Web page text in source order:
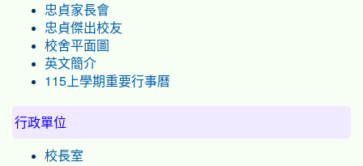
忠貞家長會
忠貞傑出校友
校舍平面圖
英文簡介
115上學期重要行事曆
行政單位
校長室